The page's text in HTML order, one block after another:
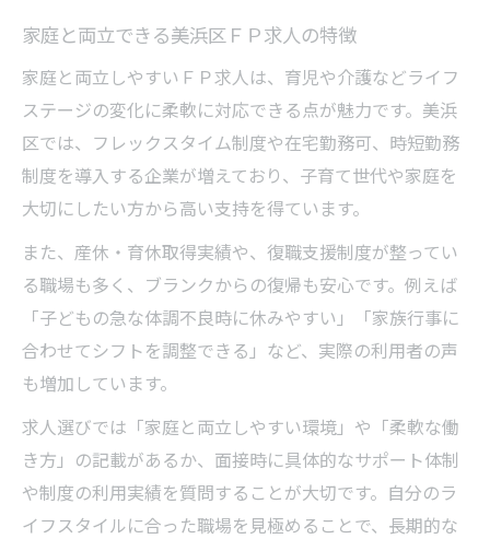
家庭と両立できる美浜区ＦＰ求人の特徴
家庭と両立しやすいＦＰ求人は、育児や介護などライフ
ステージの変化に柔軟に対応できる点が魅力です。美浜
区では、フレックスタイム制度や在宅勤務可、時短勤務
制度を導入する企業が増えており、子育て世代や家庭を
大切にしたい方から高い支持を得ています。
また、産休・育休取得実績や、復職支援制度が整ってい
る職場も多く、ブランクからの復帰も安心です。例えば
「子どもの急な体調不良時に休みやすい」「家族行事に
合わせてシフトを調整できる」など、実際の利用者の声
も増加しています。
求人選びでは「家庭と両立しやすい環境」や「柔軟な働
き方」の記載があるか、面接時に具体的なサポート体制
や制度の利用実績を質問することが大切です。自分のラ
イフスタイルに合った職場を見極めることで、長期的な